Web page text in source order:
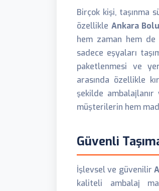
Birçok kişi, taşınma
özellikle Ankara
hem zaman hem de
sadece eşyaları
paketlenmesi ve
arasında özellikle
şekilde ambalajlanır
müşterilerin hem
Güvenli
İşlevsel ve güvenilir
kaliteli ambalaj